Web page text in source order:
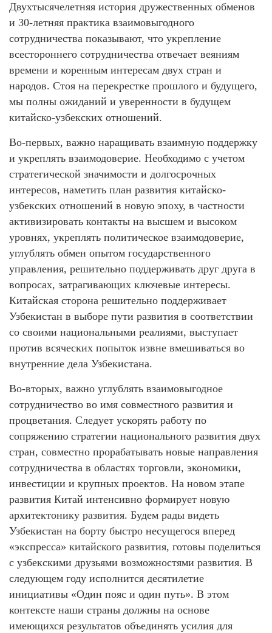
Двухтысячелетняя история дружественных обменов
и 30-летняя практика взаимовыгодного
сотрудничества показывают, что укрепление
всестороннего сотрудничества отвечает веяниям
времени и коренным интересам двух стран и
народов. Стоя на перекрестке прошлого и будущего,
мы полны ожиданий и уверенности в будущем
китайско-узбекских отношений.
Во-первых, важно наращивать взаимную поддержку
и укреплять взаимодоверие. Необходимо с учетом
стратегической значимости и долгосрочных
интересов, наметить план развития китайско-
узбекских отношений в новую эпоху, в частности
активизировать контакты на высшем и высоком
уровнях, укреплять политическое взаимодоверие,
углублять обмен опытом государственного
управления, решительно поддерживать друг друга в
вопросах, затрагивающих ключевые интересы.
Китайская сторона решительно поддерживает
Узбекистан в выборе пути развития в соответствии
со своими национальными реалиями, выступает
против всяческих попыток извне вмешиваться во
внутренние дела Узбекистана.
Во-вторых, важно углублять взаимовыгодное
сотрудничество во имя совместного развития и
процветания. Следует ускорять работу по
сопряжению стратегии национального развития двух
стран, совместно прорабатывать новые направления
сотрудничества в областях торговли, экономики,
инвестиции и крупных проектов. На новом этапе
развития Китай интенсивно формирует новую
архитектонику развития. Будем рады видеть
Узбекистан на борту быстро несущегося вперед
«экспресса» китайского развития, готовы поделиться
с узбекскими друзьями возможностями развития. В
следующем году исполнится десятилетие
инициативы «Один пояс и один путь». В этом
контексте наши страны должны на основе
имеющихся результатов объединять усилия для